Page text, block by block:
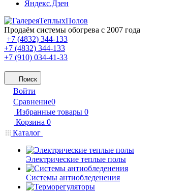
Яндекс.Дзен
Продаём системы обогрева с 2007 года
+7 (4832) 344-133
+7 (4832) 344-133
+7 (910) 034-41-33
Поиск
Войти
Сравнение0
Избранные товары 0
Корзина 0
Каталог
Электрические теплые полы
Системы антиобледенения